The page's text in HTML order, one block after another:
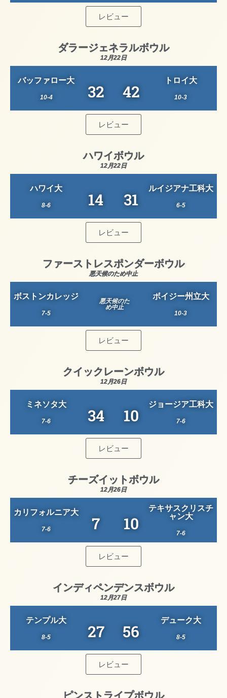
レビュー
ダラージェネラルボウル
12月22日
バッファロー大
10-4 32 42
トロイ大
10-3
レビュー
ハワイボウル
12月22日
ハワイ大
8-6 14 31
ルイジアナ工科大
6-5
レビュー
ファーストレスポンダーボウル
悪天候のため中止
ボストンカレッジ
7-5
悪天候のた
め中止
ボイジー州立大
10-3
レビュー
クイックレーンボウル
12月26日
ミネソタ大
7-6 34 10
ジョージア工科大
7-6
レビュー
チーズイットボウル
12月26日
カリフォルニア大
7-6 7 10
テキサスクリスチ
ャン大
7-6
レビュー
インディペンデンスボウル
12月27日
テンプル大
8-5 27 56
デューク大
8-5
レビュー
ピンストライプボウル